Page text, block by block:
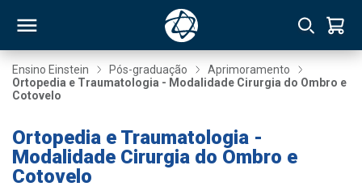
Ensino Einstein Pós-graduação
Aprimoramento
Ortopedia e Traumatologia - Modalidade Cirurgia do Ombro e
Cotovelo
Ortopedia e Traumatologia -
Modalidade Cirurgia do Ombro e
Cotovelo